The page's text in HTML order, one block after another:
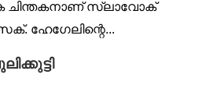
ചിന്തകനാണ് സ്ലാവോക്
ഹേഗേലിന്റെ...